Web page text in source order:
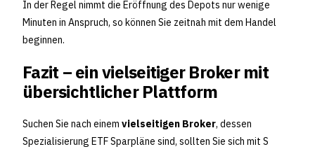
In der Regel nimmt die Eröffnung des Depots nur wenige
Minuten in Anspruch, so können Sie zeitnah mit dem Handel
beginnen.
Fazit – ein vielseitiger Broker mit
übersichtlicher Plattform
Suchen Sie nach einem vielseitigen Broker, dessen
Spezialisierung ETF Sparpläne sind, sollten Sie sich mit S